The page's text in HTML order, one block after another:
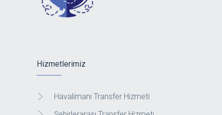
Hizmetlerimiz
Havalimanı Transfer Hizmeti